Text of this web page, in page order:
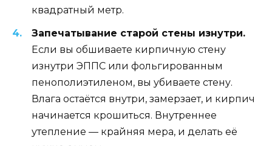
квадратный метр.
Запечатывание старой стены изнутри.
Если вы обшиваете кирпичную стену
изнутри ЭППС или фольгированным
пенополиэтиленом, вы убиваете стену.
Влага остаётся внутри, замерзает, и кирпич
начинается крошиться. Внутреннее
утепление — крайняя мера, и делать её